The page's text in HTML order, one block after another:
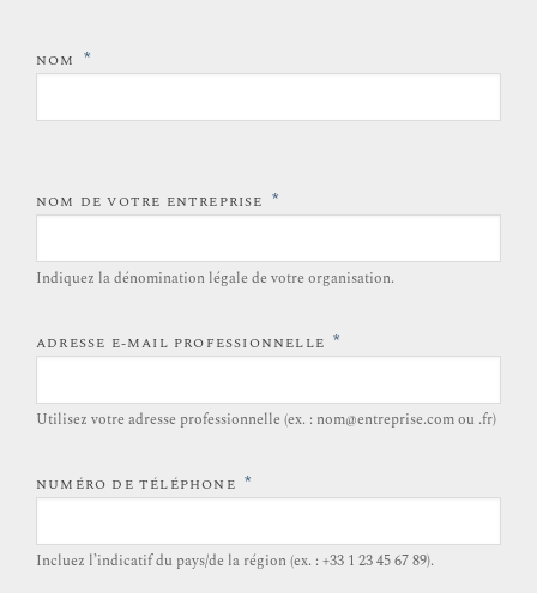
NOM *
NOM DE VOTRE ENTREPRISE *
Indiquez la dénomination légale de votre organisation.
ADRESSE E-MAIL PROFESSIONNELLE *
Utilisez votre adresse professionnelle (ex. : nom@entreprise.com ou .fr)
NUMÉRO DE TÉLÉPHONE *
Incluez l’indicatif du pays/de la région (ex. : +33 1 23 45 67 89).